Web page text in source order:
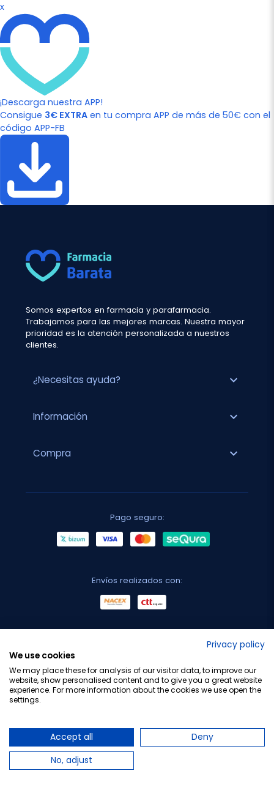
x
¡Descarga nuestra APP!
Consigue 3€ EXTRA en tu compra APP de más de 50€ con el
código APP-FB
Somos expertos en farmacia y parafarmacia.
Trabajamos para las mejores marcas. Nuestra mayor
prioridad es la atención personalizada a nuestros
clientes.
¿Necesitas ayuda? expand_more
Información expand_more
Compra expand_more
Pago seguro:
Envíos realizados con:
Privacy policy
We use cookies
We may place these for analysis of our visitor data, to improve our
website, show personalised content and to give you a great website
experience. For more information about the cookies we use open the
settings.
Accept all
Deny
No, adjust